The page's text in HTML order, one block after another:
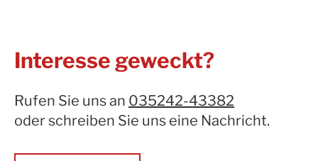
Interesse geweckt?
Rufen Sie uns an 035242-43382
oderschreiben Sie uns eine Nachricht.